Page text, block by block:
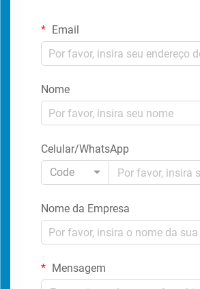
Email
Nome
Celular/WhatsApp
Code
Nome da Empresa
Mensagem